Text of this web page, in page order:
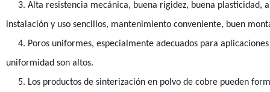
3. Alta resistencia mecánica, buena rigidez, buena plasticidad,
instalación y uso sencillos, mantenimiento conveniente, buen
4. Poros uniformes, especialmente adecuados para
uniformidad son altos.
5. Los productos de sinterización en polvo de cobre pueden